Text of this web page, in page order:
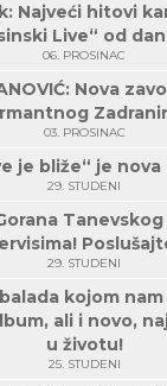
Najveći hitovi
Live“ od
06. PROSINAC
Nova
03. PROSINAC
je bliže“ je
29. STUDENI
29. STUDENI
kojom
ali i novo,
u životu!
25. STUDENI